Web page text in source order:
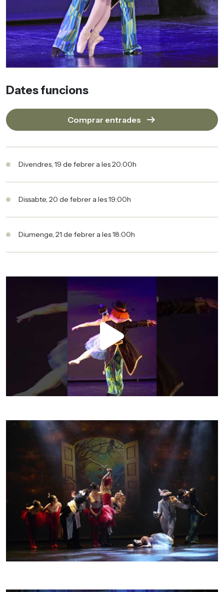
Dates funcions
Comprar entrades arrow_right_alt
Divendres, 19 de febrer a les 20:00h
Dissabte, 20 de febrer a les 19:00h
Diumenge, 21 de febrer a les 18:00h